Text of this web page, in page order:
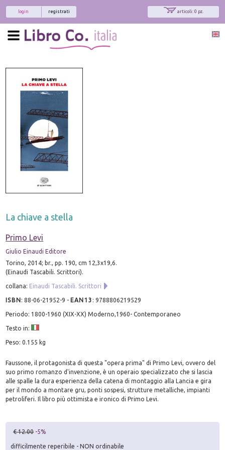
articoli: 0 pz.
registrati
login
La chiave a stella
Primo Levi
Giulio Einaudi Editore
Torino, 2014; br., pp. 190, cm 12,3x19,6.
(Einaudi Tascabili. Scrittori).
collana: Einaudi Tascabili. Scrittori
ISBN:88-06-21952-9 - EAN13 :9788806219529
Periodo: 1800-1960 (XIX-XX) Moderno,1960- Contemporaneo
Testo in:
Peso: 0.155 kg
Faussone, il protagonista di questa "opera prima" di Primo Levi, ovvero del
suo primo romanzo d'invenzione, è un operaio specializzato che si lascia
alle spalle la dura esperienza della catena di montaggio alla Lancia e gira
per il mondo a montare gru, ponti sospesi, strutture metalliche, impianti
petroliferi. Il libro più ottimista e ironico di Primo Levi.
€ 12.00 -5%
difficilmente reperibile - NON ordinabile